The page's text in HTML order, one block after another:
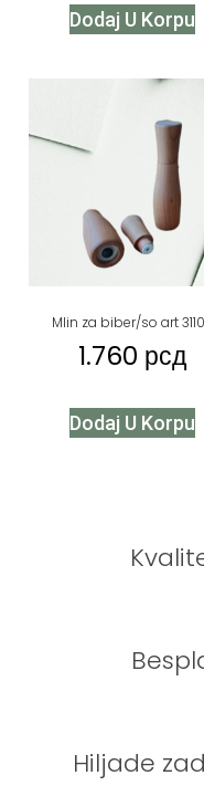
Dodaj U Korpu
Mlin za biber/so art
1.760 рсд
Dodaj U Korpu
Hiljade